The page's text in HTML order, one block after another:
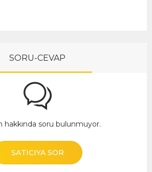
SORU-CEVAP
hakkında soru bulunmuyor.
SATICIYA SOR